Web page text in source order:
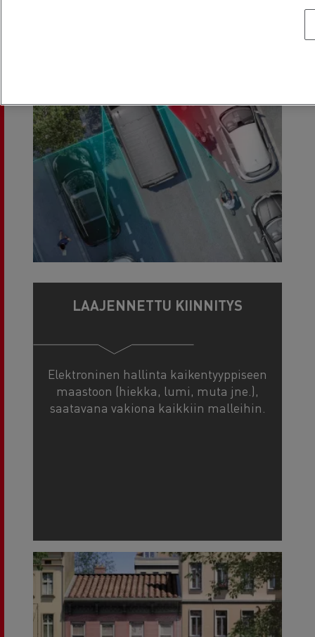
LAAJENNETTU KIINNITYS
Elektroninen hallinta kaikentyyppiseen
maastoon (hiekka, lumi, muta jne.),
saatavana vakiona kaikkiin malleihin.